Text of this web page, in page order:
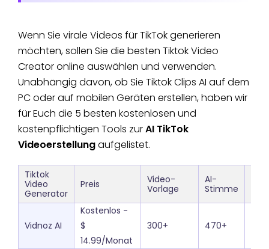
Wenn Sie virale Videos für TikTok generieren
möchten, sollen Sie die besten Tiktok Video
Creator online auswählen und verwenden.
Unabhängig davon, ob Sie Tiktok Clips AI auf dem
PC oder auf mobilen Geräten erstellen, haben wir
für Euch die 5 besten kostenlosen und
kostenpflichtigen Tools zurAI TikTok
Videoerstellungaufgelistet.
Tiktok
Video
Generator
Preis
Video-
Vorlage
AI-
Stimme
Vidnoz AI
Kostenlos -
$
14.99/Monat
300+ 470+